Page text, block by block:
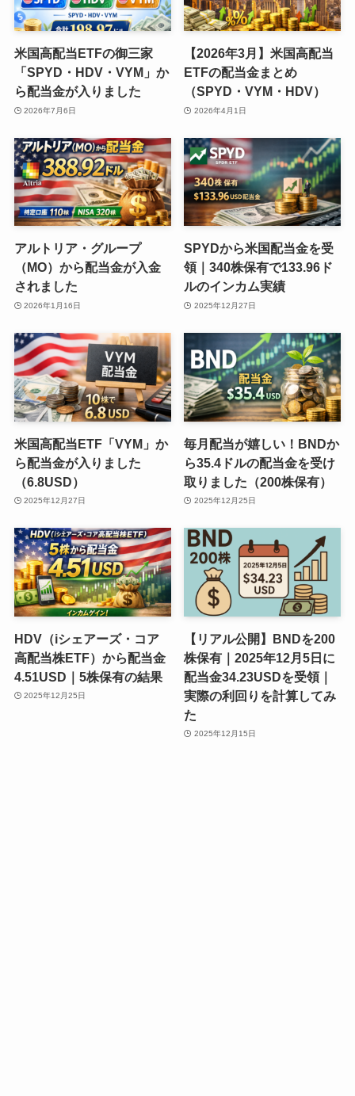
米国高配当ETFの御三家
「SPYD・HDV・VYM」か
ら配当金が入りました
2026年7月6日
【2026年3月】米国高配当
ETFの配当金まとめ
（SPYD・VYM・HDV）
2026年4月1日
アルトリア・グループ
（MO）から配当金が入金
されました
2026年1月16日
SPYDから米国配当金を受
領｜340株保有で133.96ド
ルのインカム実績
2025年12月27日
米国高配当ETF「VYM」か
ら配当金が入りました
（6.8USD）
2025年12月27日
毎月配当が嬉しい！BNDか
ら35.4ドルの配当金を受け
取りました（200株保有）
2025年12月25日
HDV（iシェアーズ・コア
高配当株ETF）から配当金
4.51USD｜5株保有の結果
2025年12月25日
【リアル公開】BNDを200
株保有｜2025年12月5日に
配当金34.23USDを受領｜
実際の利回りを計算してみ
た
2025年12月15日